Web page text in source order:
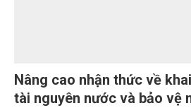
Nâng cao nhận thức về
tài nguyên nước và bảo vệ